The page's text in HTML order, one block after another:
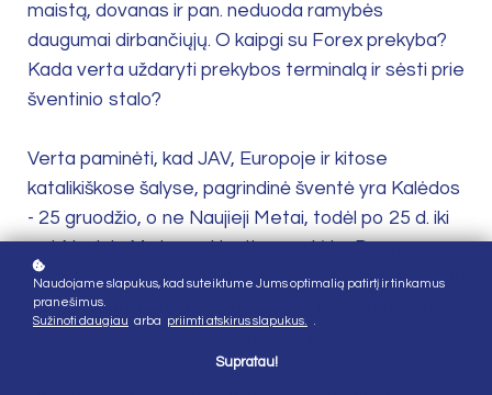
maistą, dovanas ir pan. neduoda ramybės
daugumai dirbančiųjų. O kaipgi su Forex prekyba?
Kada verta uždaryti prekybos terminalą ir sėsti prie
šventinio stalo?
Verta paminėti, kad JAV, Europoje ir kitose
katalikiškose šalyse, pagrindinė šventė yra Kalėdos
- 25 gruodžio, o ne Naujieji Metai, todėl po 25 d. iki
investicinių fondų ir bankų uždaro savo pozicijas jau
19-20 dieną, nors bendras rinkos aktyvumas, nors ir
Naudojame slapukus, kad suteiktume Jums optimalią patirtį ir tinkamus
pranešimus.
Sužinoti daugiau arba priimti atskirus slapukus.
Supratau!